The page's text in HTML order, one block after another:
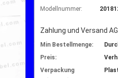
Modellnummer:
Zahlung und Versand
Min Bestellmenge:
Preis:
Verpackung